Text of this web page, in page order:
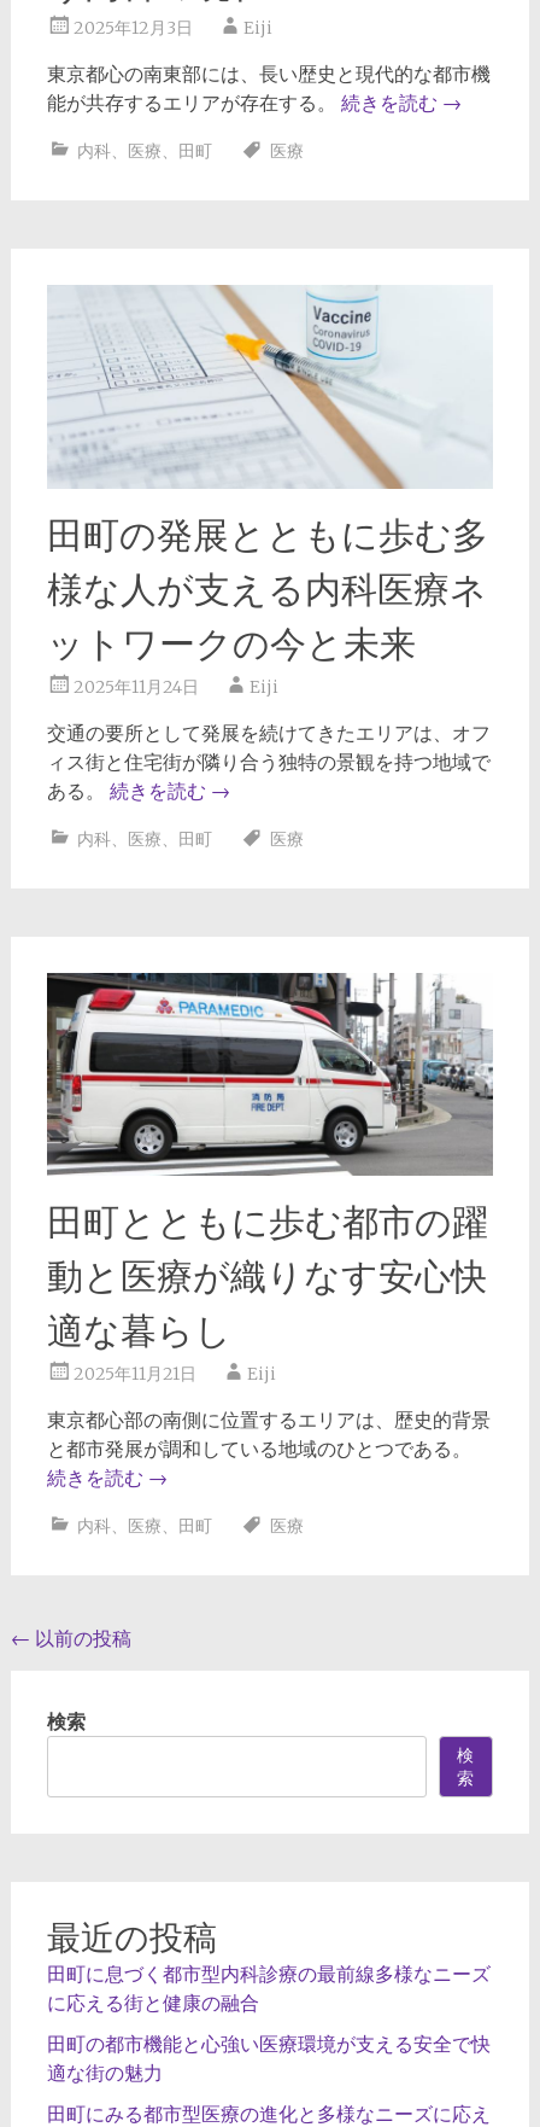
2025年12月3日 Eiji
東京都心の南東部には、長い歴史と現代的な都市機
能が共存するエリアが存在する。 続きを読む →
内科、 医療、 田町 医療
田町の発展とともに歩む多
様な人が支える内科医療ネ
ットワークの今と未来
2025年11月24日 Eiji
交通の要所として発展を続けてきたエリアは、オフ
ィス街と住宅街が隣り合う独特の景観を持つ地域で
ある。 続きを読む →
内科、 医療、 田町 医療
田町とともに歩む都市の躍
動と医療が織りなす安心快
適な暮らし
2025年11月21日 Eiji
東京都心部の南側に位置するエリアは、歴史的背景
と都市発展が調和している地域のひとつである。
続きを読む →
内科、 医療、 田町 医療
投
← 以前の投稿
検索
検
索
最近の投稿
田町に息づく都市型内科診療の最前線多様なニーズ
に応える街と健康の融合
田町の都市機能と心強い医療環境が支える安全で快
適な街の魅力
田町にみる都市型医療の進化と多様なニーズに応え